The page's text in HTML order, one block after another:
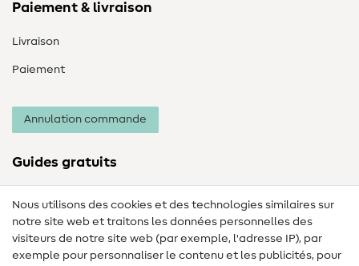
Paiement & livraison
Livraison
Paiement
Annulation commande
Guides gratuits
Lexique de couture
Tutos de couture
Nous utilisons des cookies et des technologies similaires sur
notre site web et traitons les données personnelles des
visiteurs de notre site web (par exemple, l'adresse IP), par
exemple pour personnaliser le contenu et les publicités, pour